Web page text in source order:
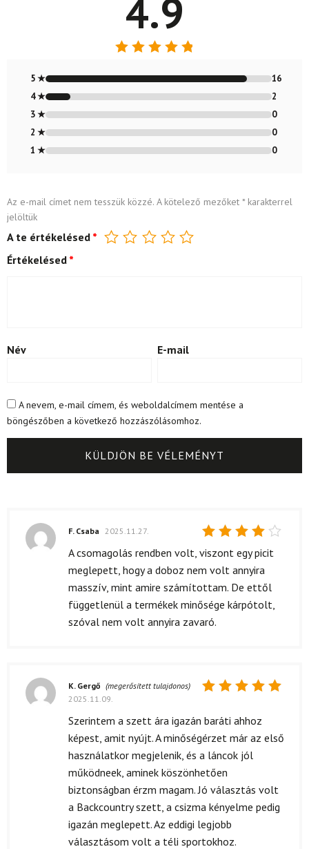
4.9
4.89/ 5
5 ★
16
4 ★
2
3 ★
0
2 ★
0
1 ★
0
Az e-mail címet nem tesszük közzé. A kötelező mezőket *karakterrel
jelöltük
A te értékelésed *
Értékelésed *
Név E-mail
A nevem, e-mail címem, és weboldalcímem mentése a
böngészőben a következő hozzászólásomhoz.
Értékelés:
F. Csaba 2025.11.27.
A csomagolás rendben volt, viszont egy picit
meglepett, hogy a doboz nem volt annyira
masszív, mint amire számítottam. De ettől
függetlenül a termékek minősége kárpótolt,
szóval nem volt annyira zavaró.
5/ 5
K. Gergő (megerősített tulajdonos)
2025.11.09.
Szerintem a szett ára igazán baráti ahhoz
képest, amit nyújt. A minőségérzet már az első
használatkor megjelenik, és a láncok jól
működneek, aminek köszönhetően
biztonságban érzm magam. Jó választás volt
a Backcountry szett, a csizma kényelme pedig
igazán meglepett. Az eddigi legjobb
választásom volt a téli sportokhoz.